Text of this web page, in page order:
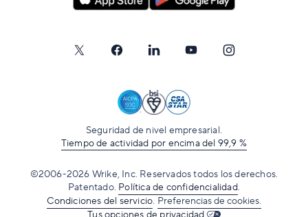
Seguridad de nivel empresarial.
Tiempo de actividad por encima del 99,9 %
©2006-2026 Wrike, Inc. Reservados todos los derechos.
Patentado. Política de confidencialidad.
Condiciones del servicio. Preferencias de cookies.